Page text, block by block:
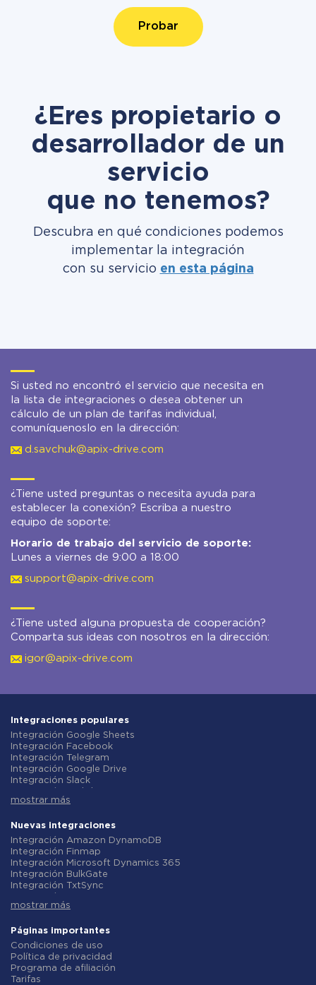
Probar
¿Eres propietario o
desarrollador de un
servicio
que no tenemos?
Descubra en qué condiciones podemos
implementar la integración
con su servicio en esta página
Si usted no encontró el servicio que necesita en
la lista de integraciones o desea obtener un
cálculo de un plan de tarifas individual,
comuníquenoslo en la dirección:
d.savchuk@apix-drive.com
¿Tiene usted preguntas o necesita ayuda para
establecer la conexión? Escriba a nuestro
equipo de soporte:
Horario de trabajo del servicio de soporte:
Lunes a viernes de 9:00 a 18:00
support@apix-drive.com
¿Tiene usted alguna propuesta de cooperación?
Comparta sus ideas con nosotros en la dirección:
igor@apix-drive.com
Integraciones populares
Integración Google Sheets
Integración Facebook
Integración Telegram
Integración Google Drive
Integración Slack
Integración Gmail
Integración ClickUp
Integración Airtable
Integración Google Contacts
Integración OpenAI (ChatGPT)
Integración Instagram
Integración ActiveCampaign
Integración Typeform
Integración Salesforce CRM
Integración Notion
Integración AWeber
Integración Asana
Integración ZOHO CRM
mostrar más
Nuevas integraciones
Integración Amazon DynamoDB
Integración Finmap
Integración Microsoft Dynamics 365
Integración BulkGate
Integración TxtSync
Integración Corezoid
Integración Instasent
Integración AtomPark
Integración TXTImpact
Integración Campaign Monitor
Integración CM.com
mostrar más
Páginas importantes
Condiciones de uso
Política de privacidad
Programa de afiliación
Tarifas